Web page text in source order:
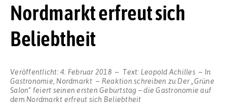
Nordmarkt erfreut sich
Beliebtheit
Veröffentlicht:4. Februar 2018 Text: Leopold Achilles
In
Gastronomie, Nordmarkt Reaktion schreiben zu Der „Grüne
Salon“ feiert seinen ersten Geburtstag – die Gastronomie auf
dem Nordmarkt erfreut sich Beliebtheit